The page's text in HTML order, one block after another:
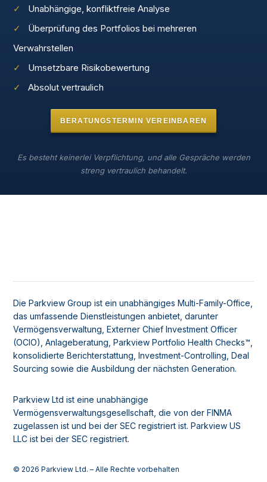
✓
Unabhängige, konfliktfreie Analyse
✓
Überprüfung des Portfolios bei mehreren
Verwahrstellen
✓
Umsetzbare Risikobewertung
✓
Absolut vertraulich
BERATUNGSTERMIN VEREINBAREN
Es besteht keinerlei Verpflichtung, und alle Gespräche werden
streng vertraulich behandelt.
Die Parkview Group ist ein unabhängiges Multi-Family-Office,
das umfassende Dienstleistungen anbietet, darunter
Vermögensverwaltung, Externer Chief Investment Officer
(OCIO), Anlageberatung, Parkview Portfolio Health Checks™,
konsolidierte Berichterstattung, Investment-Controlling, Deal
Sourcing sowie die Ausbildung der nächsten Generation.
Parkview Ltd ist eine unabhängige
Vermögensverwaltungsgesellschaft, die von der FINMA
zugelassen ist und bei der SEC registriert ist. Parkview US
LLC ist bei der SEC registriert.
© 2026Parkview Ltd. – Alle Rechte vorbehalten